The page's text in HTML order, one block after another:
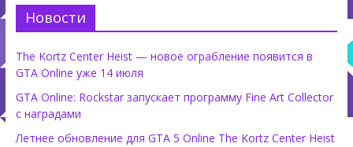
Новости
The Kortz Center Heist — новое ограбление появится в
GTA Online уже 14 июля
GTA Online: Rockstar запускает программу Fine Art Collector
с наградами
Летнее обновление для GTA 5 Online The Kortz Center Heist